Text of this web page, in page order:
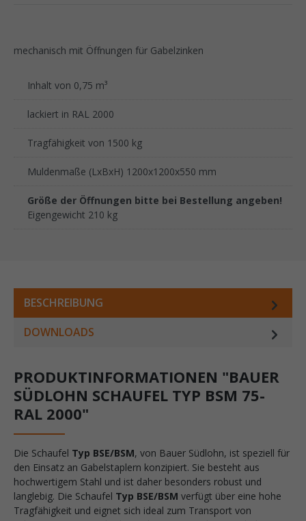
mechanisch mit Öffnungen für Gabelzinken
Inhalt von 0,75 m³
lackiert in RAL 2000
Tragfähigkeit von 1500 kg
Muldenmaße (LxBxH) 1200x1200x550 mm
Größe der Öffnungen bitte bei Bestellung angeben!
Eigengewicht 210 kg
BESCHREIBUNG
DOWNLOADS
PRODUKTINFORMATIONEN "BAUER
SÜDLOHN SCHAUFEL TYP BSM 75-
RAL 2000"
Die Schaufel Typ BSE/BSM, von Bauer Südlohn, ist speziell für
den Einsatz an Gabelstaplern konzipiert. Sie besteht aus
hochwertigem Stahl und ist daher besonders robust und
langlebig. Die Schaufel Typ BSE/BSM verfügt über eine hohe
Tragfähigkeit und eignet sich ideal zum Transport von